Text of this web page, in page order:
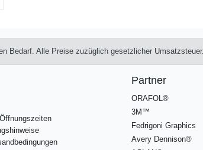
Bedarf. Alle Preise zuzüglich gesetzlicher Umsatzsteuer.
Partner
ORAFOL®
3M™
Fedrigoni Graphics
Avery Dennison®